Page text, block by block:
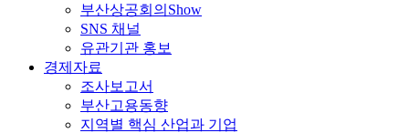
부산상공회의Show
SNS 채널
유관기관 홍보
경제자료
조사보고서
부산고용동향
지역별 핵심 산업과 기업